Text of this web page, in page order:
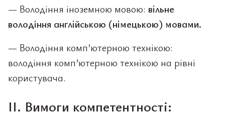
— Володіння іноземною мовою: вільне
володіння англійською (німецькою) мовами.
— Володіння комп’ютерною технікою:
володіння комп’ютерною технікою на рівні
користувача.
ІІ. Вимоги компетентності: